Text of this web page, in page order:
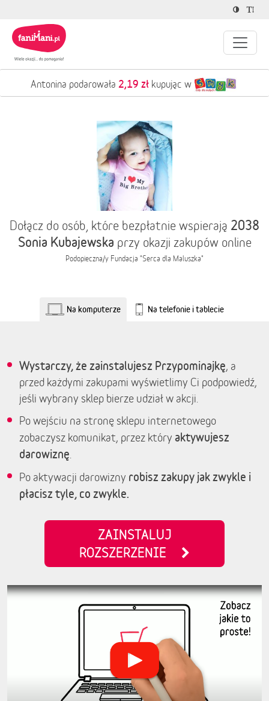
Antonina podarowała 2,19 złkupując w
Dołącz do osób, które bezpłatnie wspierają 2038
Sonia Kubajewska przy okazji zakupów online
Podopieczna/y Fundacja "Serca dla Maluszka"
Na komputerze Na telefonie i tablecie
Wystarczy, że zainstalujesz Przypominajkę, a
przed każdymi zakupami wyświetlimy Ci podpowiedź,
jeśli wybrany sklep bierze udział w akcji.
Po wejściu na stronę sklepu internetowego
zobaczysz komunikat, przez który aktywujesz
darowiznę
Po aktywacji darowizny robisz zakupy jak zwykle i
płacisz tyle, co zwykle.
ZAINSTALUJ
ROZSZERZENIE